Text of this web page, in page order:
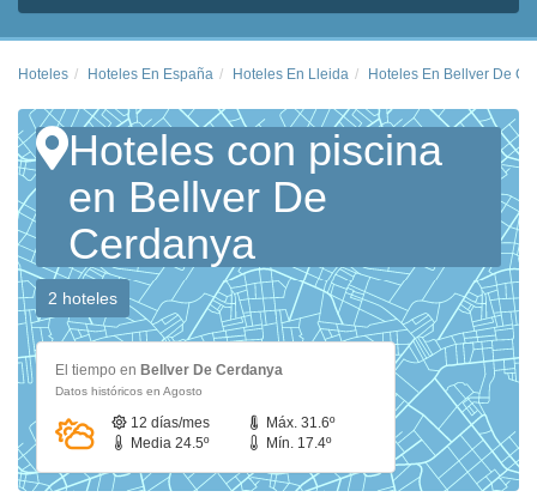
Hoteles Hoteles En España Hoteles En Lleida Hoteles En Bellver De
Hoteles con piscina
en Bellver De
Cerdanya
2 hoteles
El tiempo en Bellver De Cerdanya
Datos históricos en Agosto
12 días/mes
Máx. 31.6º
Media 24.5º
Mín. 17.4º